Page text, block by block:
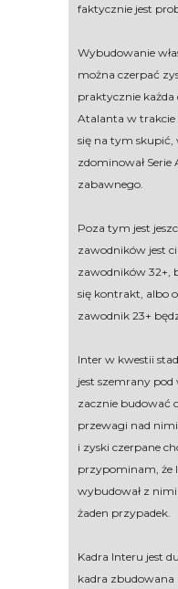
faktycznie jest
Wybudowanie
można czerpać
praktycznie każda
Atalanta w
się na tym skupić,
zdominował
zabawnego.
Poza tym jest
zawodników jest
zawodników 32+,
się kontrakt, albo
zawodnik 23+
Inter w kwestii
jest szemrany
zacznie budować
przewagi nad
i zyski czerpane
przypominam, że
wybudował z
żaden przypadek.
Kadra Interu jest
kadra zbudowana